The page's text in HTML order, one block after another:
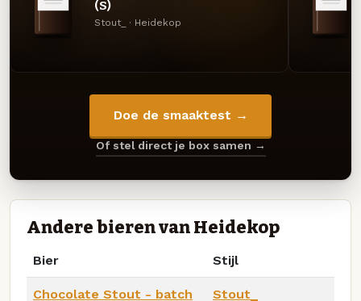
(S)
Stout_ · Heidekop
Doe de smaaktest →
Of stel direct je box samen →
Andere bieren van Heidekop
Bier Stijl
Chocolate Stout - batch
Stout_